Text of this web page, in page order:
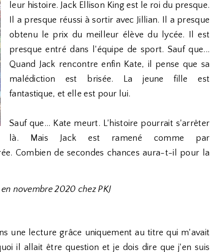
leur histoire. Jack Ellison King est le roi du presque.
Il a presque réussi à sortir avec Jillian. Il a presque
obtenu le prix du meilleur élève du lycée. Il est
presque entré dans l'équipe de sport. Sauf que...
Quand Jack rencontre enfin Kate, il pense que sa
malédiction est brisée. La jeune fille est
fantastique, et elle est pour lui.
Sauf que... Kate meurt. L'histoire pourrait s'arrêter
là. Mais Jack est ramené comme par
Combien de secondes chances aura-t-il pour la
novembre 2020 chez PKJ
une lecture grâce uniquement au titre qui m'avait
il allait être question et je dois dire que j'en suis